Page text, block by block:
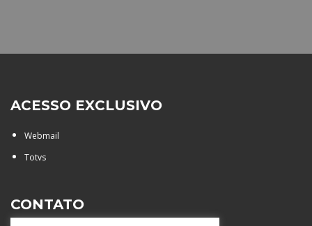
ACESSO EXCLUSIVO
Webmail
Totvs
CONTATO